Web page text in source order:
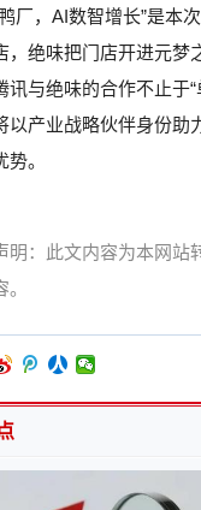
厂，AI数智增长”是本
，绝味把门店开进元梦
讯与绝味的合作不止于
以产业战略伙伴身份助
。
明：此文内容为本网站